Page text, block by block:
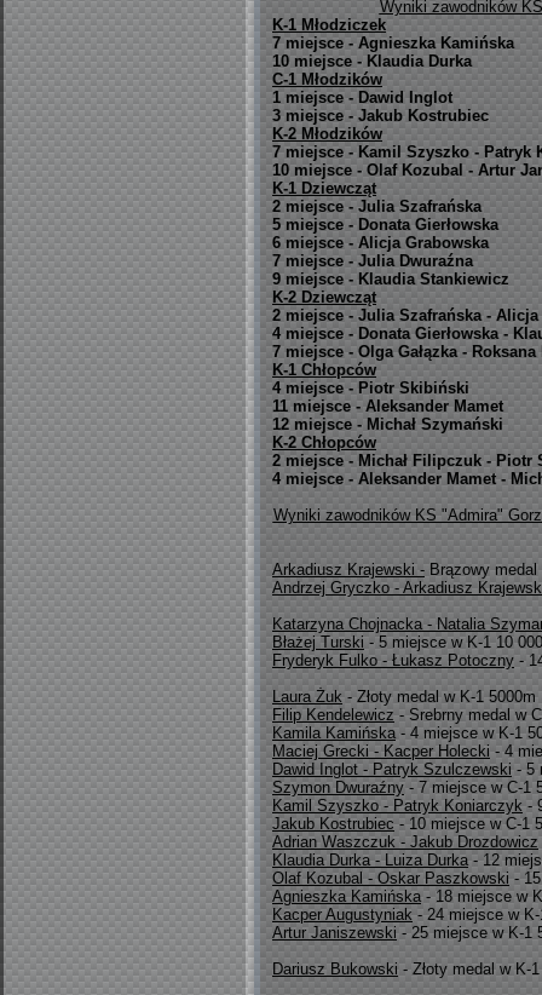
Wyniki zawodników
K-1 Młodziczek
7 miejsce - Agnieszka Kamińska
10 miejsce - Klaudia Durka
C-1 Młodzików
1 miejsce - Dawid Inglot
3 miejsce - Jakub Kostrubiec
K-2 Młodzików
7 miejsce - Kamil Szyszko - Patryk
10 miejsce - Olaf Kozubal - Artur
K-1 Dziewcząt
2 miejsce - Julia Szafrańska
5 miejsce - Donata Gierłowska
6 miejsce - Alicja Grabowska
7 miejsce - Julia Dwuraźna
9 miejsce - Klaudia Stankiewicz
K-2 Dziewcząt
2 miejsce - Julia Szafrańska - Alicja
4 miejsce - Donata Gierłowska -
7 miejsce - Olga Gałązka - Roksana
K-1 Chłopców
4 miejsce - Piotr Skibiński
11 miejsce - Aleksander Mamet
12 miejsce - Michał Szymański
K-2 Chłopców
2 miejsce - Michał Filipczuk - Piotr
4 miejsce - Aleksander Mamet -
Wyniki zawodników KS "Admira"
Arkadiusz Krajewski - Brązowy
Andrzej Gryczko - Arkadiusz
Katarzyna Chojnacka - Natalia
Błażej Turski - 5 miejsce w K-1 10
Fryderyk Fulko - Łukasz Potoczny -
Laura Żuk - Złoty medal w K-1 5000m
Filip Kendelewicz - Srebrny medal w
Kamila Kamińska- 4 miejsce w K-1
Maciej Grecki - Kacper Holecki - 4
Dawid Inglot - Patryk Szulczewski - 5
Szymon Dwuraźny - 7 miejsce w C-1
Kamil Szyszko - Patryk Koniarczyk -
Jakub Kostrubiec - 10 miejsce w C-1
Adrian Waszczuk - Jakub Drozdowicz
Klaudia Durka - Luiza Durka- 12
Olaf Kozubal - Oskar Paszkowski -
Agnieszka Kamińska- 18 miejsce w
Kacper Augustyniak - 24 miejsce w K-
Artur Janiszewski - 25 miejsce w K-1
Dariusz Bukowski - Złoty medal w K-